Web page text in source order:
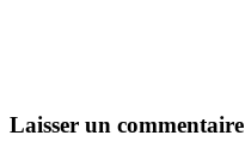
Laisser un commentaire